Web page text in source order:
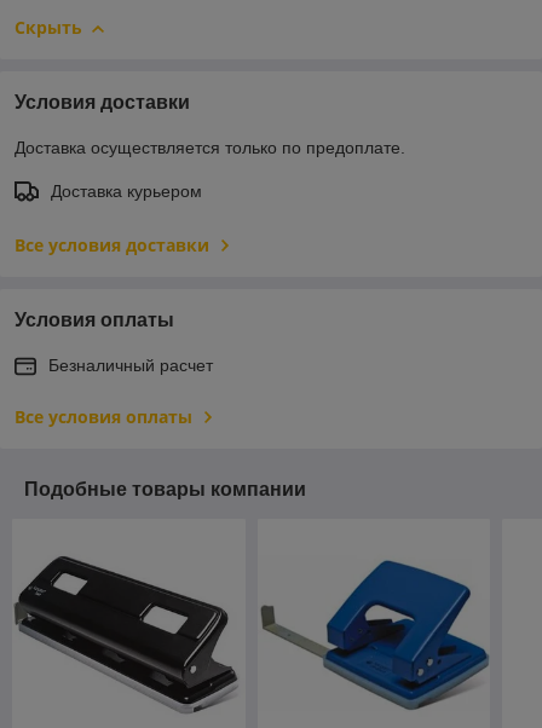
Скрыть
Условия доставки
Доставка осуществляется только по предоплате.
Доставка курьером
Все условия доставки
Условия оплаты
Безналичный расчет
Все условия оплаты
Подобные товары компании